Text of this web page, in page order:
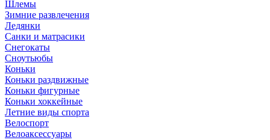
Шлемы
Зимние развлечения
Ледянки
Санки и матрасики
Снегокаты
Сноутьюбы
Коньки
Коньки раздвижные
Коньки фигурные
Коньки хоккейные
Летние виды спорта
Велоспорт
Велоаксессуары